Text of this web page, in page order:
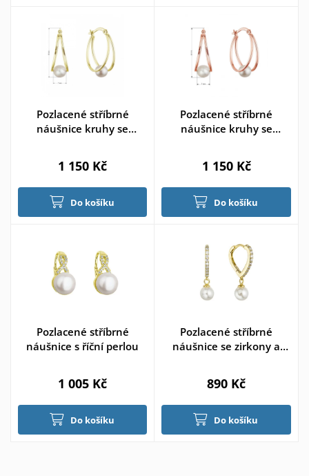
Pozlacené stříbrné
náušnice kruhy se
1 150 Kč
Do košíku
Pozlacené stříbrné
náušnice kruhy se
1 150 Kč
Do košíku
Pozlacené stříbrné
náušnice s říční perlou
1 005 Kč
Do košíku
Pozlacené stříbrné
náušnice se zirkony a
890 Kč
Do košíku